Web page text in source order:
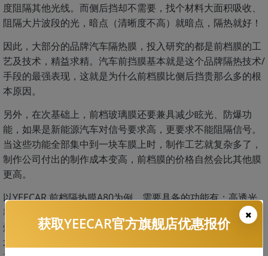
度阻隔其他光线。而侧后挡却不需要，找个材料大面积吸收、
阻隔大片波段的光，暗点（清晰度不高）就暗点，隔热就好！
因此，大部分的品牌汽车隔热膜，投入研究的都是前档膜的工
艺及技术，精益求精。汽车前挡膜基本就是这个品牌隔热技术/
手段的最强表现，这就是为什么前档膜比侧后挡贵那么多的根
本原因。
另外，在次基础上，前档玻璃膜还要兼具减少眩光、防爆功
能，如果是新能源汽车对信号要求高，更要求不能阻隔信号。
当这些功能全部集中到一块车膜上时，制作工艺就复杂多了，
制作公司付出的制作成本变高，前档膜的价格自然会比其他膜
更高。
以YEECAR 前档隔热膜A80为例，需要具备的功能有：高透光
率、隔热防晒、隔离紫外线、不阻隔信号、低反光率、安全防
爆，将这些功能融合在一张厚度只有2mil的薄膜上，对制作技
术要求很高。如此看来，前档玻璃隔热膜价格贵就合理许多
获取YEECAR官方旗舰店优惠报价